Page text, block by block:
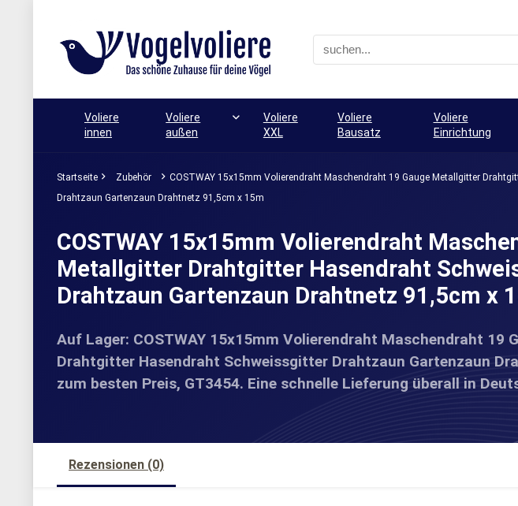
Voliere
innen
Voliere
außen
Voliere
XXL
Voliere
Bausatz
Voliere
Einrichtung
Startseite Zubehör
COSTWAY 15x15mm Volierendraht Maschendraht 19 Gauge Metallgitter
Drahtzaun Gartenzaun Drahtnetz 91,5cm x 15m
COSTWAY 15x15mm Volierendraht
Metallgitter Drahtgitter Hasendraht
Drahtzaun Gartenzaun Drahtnetz 91,5cm x
Auf Lager: COSTWAY 15x15mm Volierendraht Maschendraht 19
Drahtgitter Hasendraht Schweissgitter Drahtzaun Gartenzaun
zum besten Preis, GT3454. Eine schnelle Lieferung überall in
Rezensionen (0)